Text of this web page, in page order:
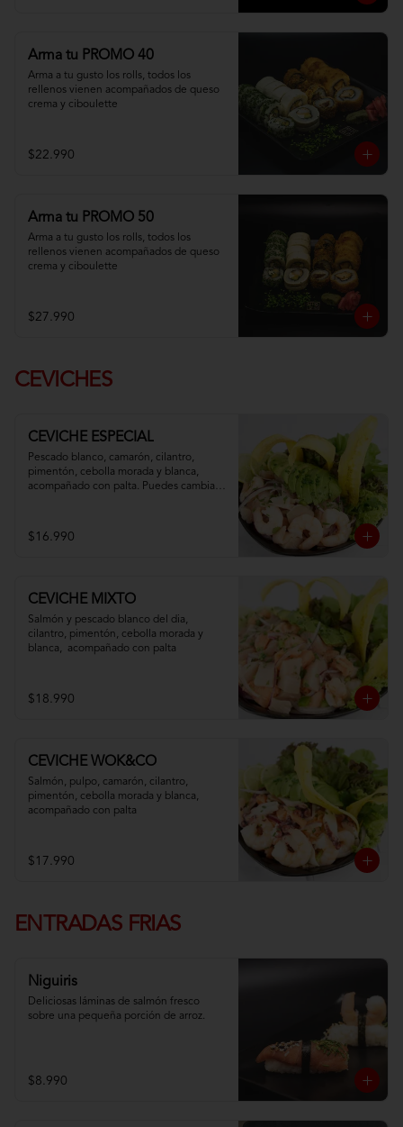
Arma tu PROMO 40
Arma a tu gusto los rolls, todos los
rellenos vienen acompañados de queso
crema y ciboulette
$22.990
Arma tu PROMO 50
Arma a tu gusto los rolls, todos los
rellenos vienen acompañados de queso
crema y ciboulette
$27.990
CEVICHES
CEVICHE ESPECIAL
Pescado blanco, camarón, cilantro,
pimentón, cebolla morada y blanca,
acompañado con palta. Puedes cambiar
$16.990
CEVICHE MIXTO
Salmón y pescado blanco del dia,
cilantro, pimentón, cebolla morada y
blanca,  acompañado con palta
$18.990
CEVICHE WOK&CO
Salmón, pulpo, camarón, cilantro,
pimentón, cebolla morada y blanca,
acompañado con palta
$17.990
ENTRADAS FRIAS
Niguiris
Deliciosas láminas de salmón fresco
sobre una pequeña porción de arroz.
$8.990